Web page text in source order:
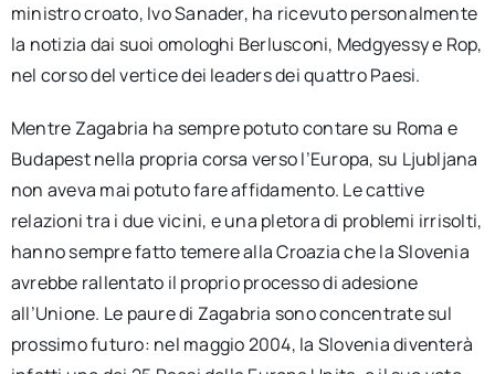
ministro croato, Ivo Sanader, ha ricevuto personalmente
la notizia dai suoi omologhi Berlusconi, Medgyessy e Rop,
nel corso del vertice dei leaders dei quattro Paesi.
Mentre Zagabria ha sempre potuto contare su Roma e
Budapest nella propria corsa verso l’Europa, su Ljubljana
non aveva mai potuto fare affidamento. Le cattive
relazioni tra i due vicini, e una pletora di problemi irrisolti,
hanno sempre fatto temere alla Croazia che la Slovenia
avrebbe rallentato il proprio processo di adesione
all’Unione. Le paure di Zagabria sono concentrate sul
prossimo futuro: nel maggio 2004, la Slovenia diventerà